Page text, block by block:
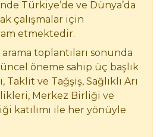
Türkiye’de ve Dünya’da
çalışmalar için
etmektedir.
toplantıları sonunda
öneme sahip üç başlık
Taklit ve Tağşiş, Sağlıklı Arı
Merkez Birliği ve
katılımı ile her yönüyle